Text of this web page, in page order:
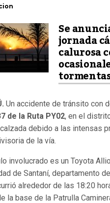
Se
jornada
calurosa
Un accidente de tránsito con
de la Ruta PY02, en el
debido a las intensas
de la vía.
involucrado es un Toyota
de Santaní, departamento
alrededor de las 18:20
la base de la Patrulla